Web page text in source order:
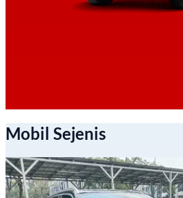
Mobil Sejenis